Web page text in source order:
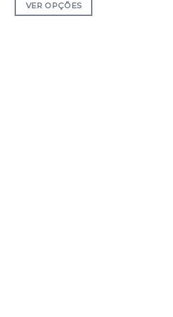
VER OPÇÕES